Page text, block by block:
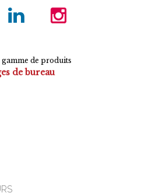
gamme de produits
de bureau